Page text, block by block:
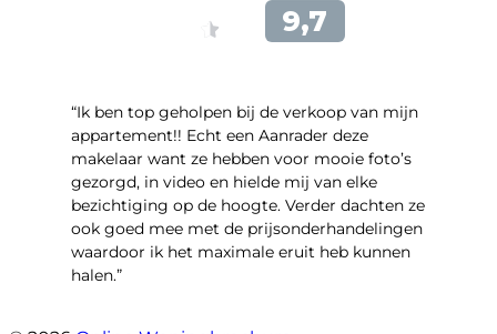
“Ik ben top geholpen bij de verkoop van mijn
appartement!! Echt een Aanrader deze
makelaar want ze hebben voor mooie foto’s
gezorgd, in video en hielde mij van elke
bezichtiging op de hoogte. Verder dachten ze
ook goed mee met de prijsonderhandelingen
waardoor ik het maximale eruit heb kunnen
halen.”